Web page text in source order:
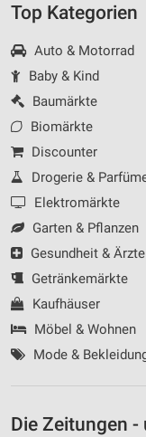
Top Kategorien
Auto & Motorrad
Baby & Kind
Baumärkte
Biomärkte
Discounter
Drogerie &
Elektromärkte
Garten & Pflanzen
Gesundheit & Ärzte
Getränkemärkte
Kaufhäuser
Möbel & Wohnen
Mode &
Die Zeitungen -